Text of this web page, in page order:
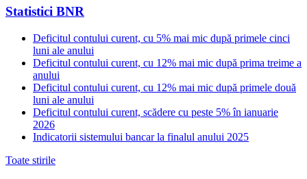
Statistici BNR
Deficitul contului curent, cu 5% mai mic după primele cinci
luni ale anului
Deficitul contului curent, cu 12% mai mic după prima treime a
anului
Deficitul contului curent, cu 12% mai mic după primele două
luni ale anului
Deficitul contului curent, scădere cu peste 5% în ianuarie
2026
Indicatorii sistemului bancar la finalul anului 2025
Toate stirile